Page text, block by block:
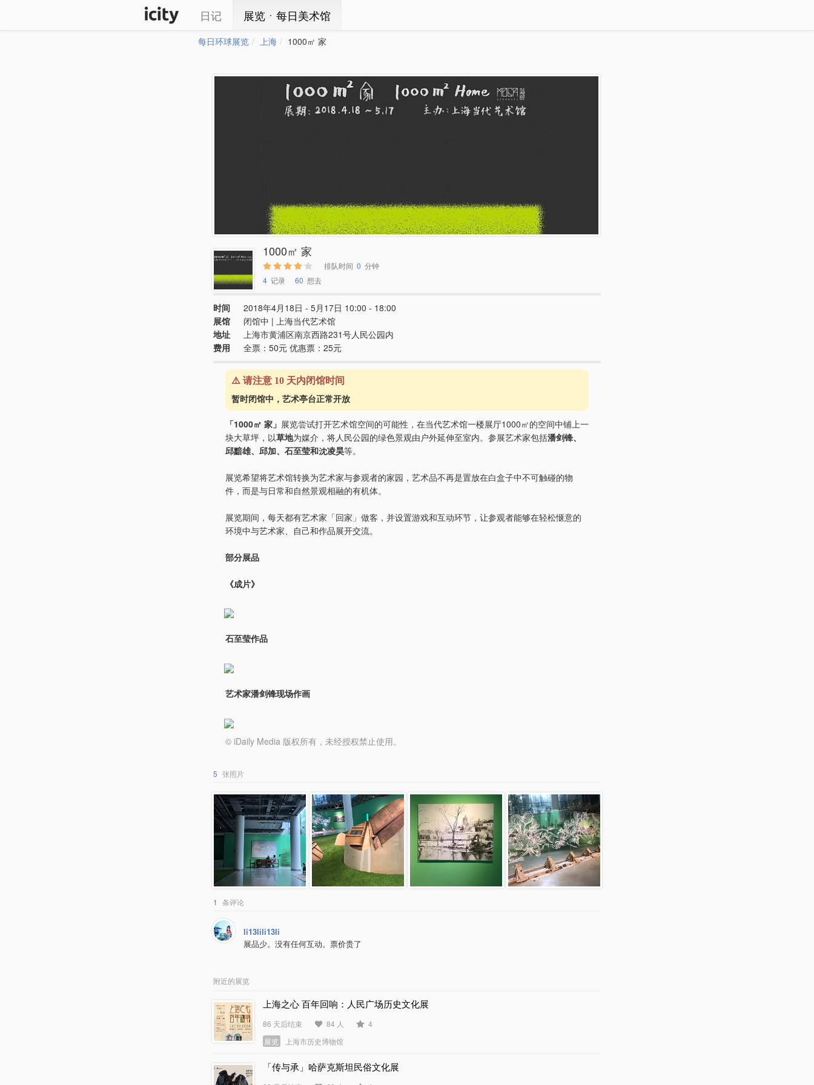
日记 展览ㆍ每日美术馆
每日环球展览 上海 1000㎡ 家
1000㎡ 家
排队时间 0 分钟
4 记录 60 想去
时间
2018年4月18日 - 5月17日 10:00 - 18:00
展馆
闭馆中 | 上海当代艺术馆
地址
上海市黄浦区南京西路231号人民公园内
费用
全票：50元 优惠票：25元
⚠️ 请注意 10 天内闭馆时间
暂时闭馆中，艺术亭台正常开放
「1000㎡ 家」 展览尝试打开艺术馆空间的可能性，在当代艺术馆一楼展厅1000㎡的空间中铺上一
块大草坪，以草地为媒介，将人民公园的绿色景观由户外延伸至室内。参展艺术家包括潘剑锋、
邱黯雄、邱加、石至莹和沈凌昊等。
展览希望将艺术馆转换为艺术家与参观者的家园，艺术品不再是置放在⽩盒⼦中不可触碰的物
件，而是与日常和自然景观相融的有机体。
展览期间，每天都有艺术家「回家」做客，并设置游戏和互动环节，让参观者能够在轻松惬意的
环境中与艺术家、自己和作品展开交流。
部分展品
《成片》
石至莹作品
艺术家潘剑锋现场作画
© iDaily Media 版权所有，未经授权禁止使用。
5 张照片
1 条评论
li13lili13li
展品少。没有任何互动。票价贵了
附近的展览
上海之心 百年回响：人民广场历史文化展
86 天后结束 84 人
4
展览
上海市历史博物馆
「传与承」哈萨克斯坦民俗文化展